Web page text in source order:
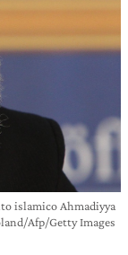
islamico Ahmadiyya
Afp/Getty Images